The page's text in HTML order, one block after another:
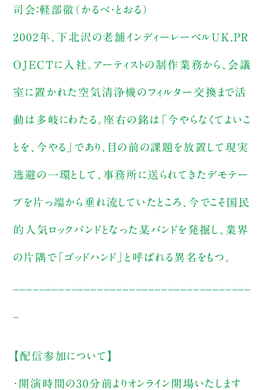
司会：軽部徹（かるべ・とおる）
2002年、下北沢の老舗インディーレーベルUK.PR
OJECTに入社。アーティストの制作業務から、会議
室に置かれた空気清浄機のフィルター交換まで活
動は多岐にわたる。座右の銘は「今やらなくてよいこ
とを、今やる」であり、目の前の課題を放置して現実
逃避の一環として、事務所に送られてきたデモテー
プを片っ端から垂れ流していたところ、今でこそ国民
的人気ロックバンドとなった某バンドを発掘し、業界
の片隅で「ゴッドハンド」と呼ばれる異名をもつ。
【配信参加について】
・開演時間の30分前よりオンライン開場いたします